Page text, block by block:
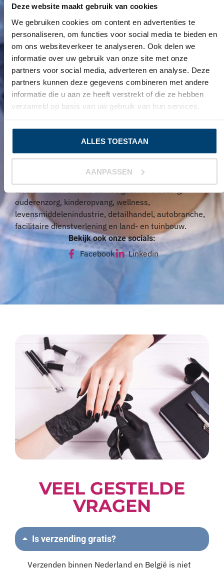
Deze website maakt gebruik van cookies
We gebruiken cookies om content en advertenties te
personaliseren, om functies voor social media te bieden en
om ons websiteverkeer te analyseren. Ook delen we
informatie over uw gebruik van onze site met onze
partners voor social media, adverteren en analyse. Deze
partners kunnen deze gegevens combineren met andere
informatie die u aan ze heeft verstrekt of die ze hebben
verzameld op basis van uw gebruik van hun services.
ALLES TOESTAAN
AANPASSEN
leverancier van producten op het gebied van
professionele hygiëne, persoonlijke
beschermingsmiddelen en disposables voor
groothandels (privatelabel), detailhandel en
particulieren. Dagelijks werken mensen met onze
producten. In de gezondheidszorg, ouderenzorg,
kinderopvang, wellness, levensmiddelenindustrie,
detailhandel, autobranche, facilitaire dienstverlening
en land- en tuinbouw. Avalanche Disposables B.V. is
gebied van professionele hygiëne, persoonlijke
beschermingsmiddelen en disposables voor
groothandels (privatelabel), detailhandel en
verschillende sectoren met onze producten. Wij
leveren onder andere aan de gezondheidszorg,
ouderenzorg, kinderopvang, wellness,
levensmiddelenindustrie, detailhandel, autobranche,
facilitaire dienstverlening en land- en tuinbouw.
Bekijk ook onze socials:
Facebook Linkedin
VEEL GESTELDE
VRAGEN
Is verzending gratis?
Verzenden binnen Nederland en België is niet